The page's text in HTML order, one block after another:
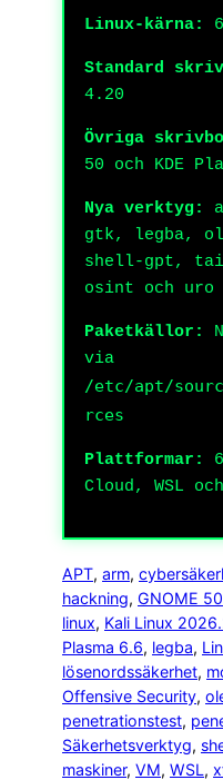
Linux-kärna:
Standard
4.20
Övriga
50 och KDE
Nya verktyg:
gtk, legba,
shell-gpt,
osint och uro
Paketkällor:
via
/etc/apt/
rces
Plattformar:
Cloud, WSL
APT, arm,
hackning, GNOME 50
linux, Kali Linux
Plasma 6.6, legba,
lösenordssäkerhet,
Offensive Security,
penetrationstest,
Säkerhetsverktyg,
maskiner, VM, WSL,